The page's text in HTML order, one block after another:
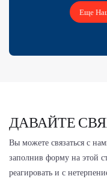
Еще
ДАВАЙТЕ
Вы можете связаться с
заполнив форму на этой
реагировать и с